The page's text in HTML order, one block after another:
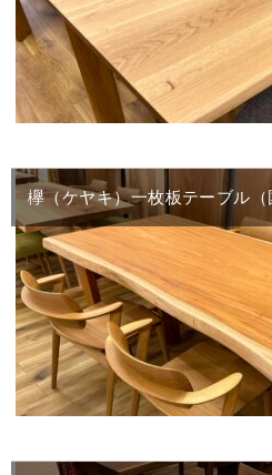
欅（ケヤキ）一枚板テーブル（